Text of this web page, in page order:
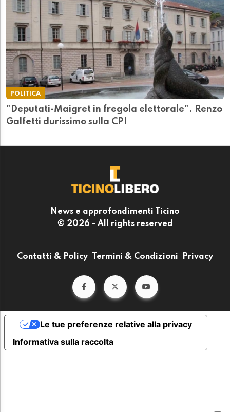
POLITICA
"Deputati-Maigret in fregola elettorale". Renzo
Galfetti durissimo sulla CPI
News e approfondimenti Ticino
© 2026 - All rights reserved
Contatti & Policy Termini & Condizioni Privacy
Informativa sulla raccolta
Le tue preferenze relative alla privacy